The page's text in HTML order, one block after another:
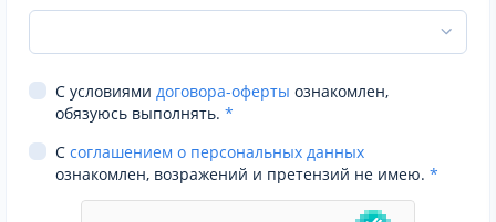
С условиями договора-оферты ознакомлен,
обязуюсь выполнять. *
С соглашением о персональных данных
ознакомлен, возражений и претензий не имею. *